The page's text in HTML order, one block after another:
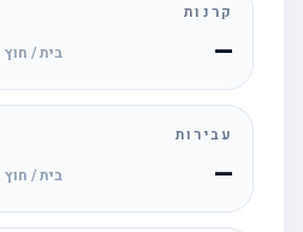
קרנות
— בית / חוץ
עבירות
— בית / חוץ